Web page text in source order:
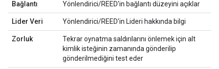
Bağlantı Yönlendirici/REED'in bağlantı düzeyini açıklar
Lider Veri Yönlendirici/REED'in Lideri hakkında bilgi
Zorluk
Tekrar oynatma saldırılarını önlemek için alt
kimlik isteğinin zamanında gönderilip
gönderilmediğini test eder